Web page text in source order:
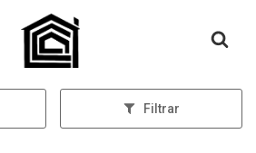
Página inicial
Filtrar